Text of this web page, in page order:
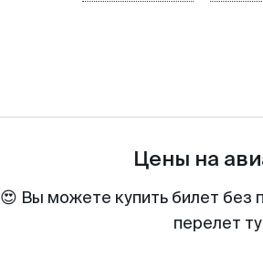
Цены на
😍 Вы можете купить билет без
перелет